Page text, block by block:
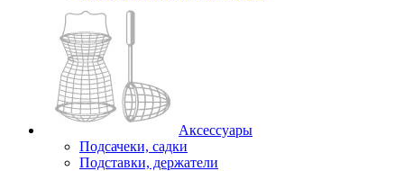
Аксессуары
Подсачеки, садки
Подставки, держатели